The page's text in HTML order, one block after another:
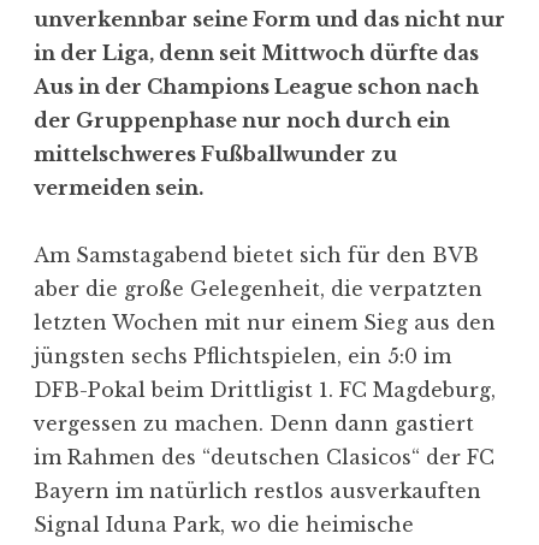
unverkennbar seine Form und das nicht nur
in der Liga, denn seit Mittwoch dürfte das
Aus in der Champions League schon nach
der Gruppenphase nur noch durch ein
mittelschweres Fußballwunder zu
vermeiden sein.
Am Samstagabend bietet sich für den BVB
aber die große Gelegenheit, die verpatzten
letzten Wochen mit nur einem Sieg aus den
jüngsten sechs Pflichtspielen, ein 5:0 im
DFB-Pokal beim Drittligist 1. FC Magdeburg,
vergessen zu machen. Denn dann gastiert
im Rahmen des “deutschen Clasicos“ der FC
Bayern im natürlich restlos ausverkauften
Signal Iduna Park, wo die heimische